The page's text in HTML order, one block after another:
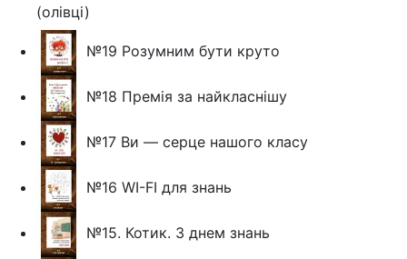
(олівці)
№19 Розумним бути круто
№18 Премія за найкласнішу
№17 Ви — серце нашого класу
№16 WI-FI для знань
№15. Котик. З днем знань